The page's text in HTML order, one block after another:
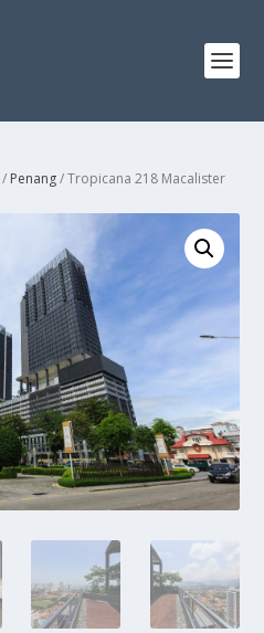
/ Penang/ Tropicana 218 Macalister